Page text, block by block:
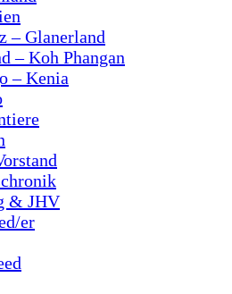
– Glanerland
– Koh Phangan
– Kenia
& JHV
er